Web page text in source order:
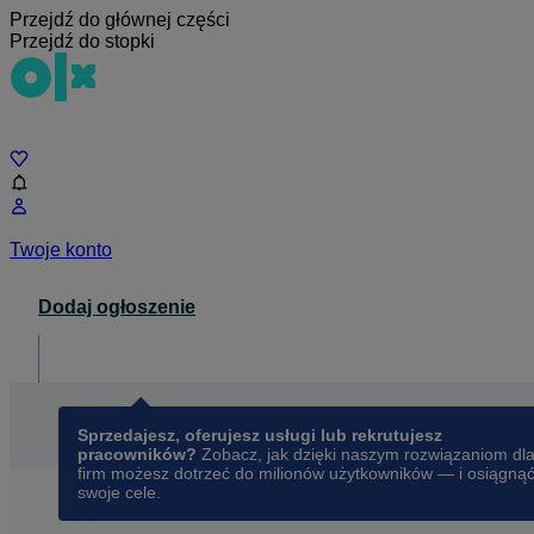
Przejdź do głównej części
Przejdź do stopki
Twoje konto
Dodaj ogłoszenie
Sprzedajesz, oferujesz usługi lub rekrutujesz
pracowników? Zobacz, jak dzięki naszym rozwiązaniom dla
firm możesz dotrzeć do milionów użytkowników — i osiągnąć
swoje cele.